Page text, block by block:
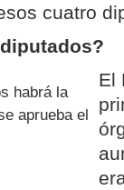
cuatro
habrá la
aprueba el
El